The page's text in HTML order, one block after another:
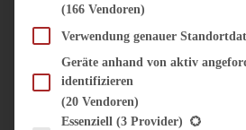
DIPS,
(166 Vendoren)
Verwendung genauer
Geräte anhand von aktiv
identifizieren
(20 Vendoren)
Es folgt eine Liste der Service-Gruppen, für die
Essenziell (3 Provider)